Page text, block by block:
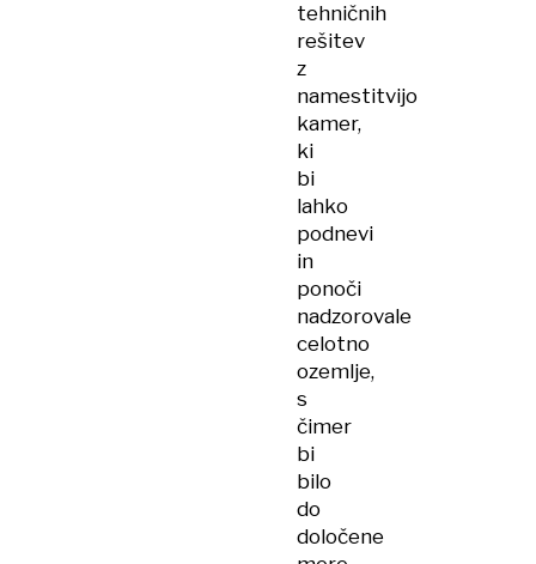
tehničnih
rešitev
z
namestitvijo
kamer,
ki
bi
lahko
podnevi
in
ponoči
nadzorovale
celotno
ozemlje,
s
čimer
bi
bilo
do
določene